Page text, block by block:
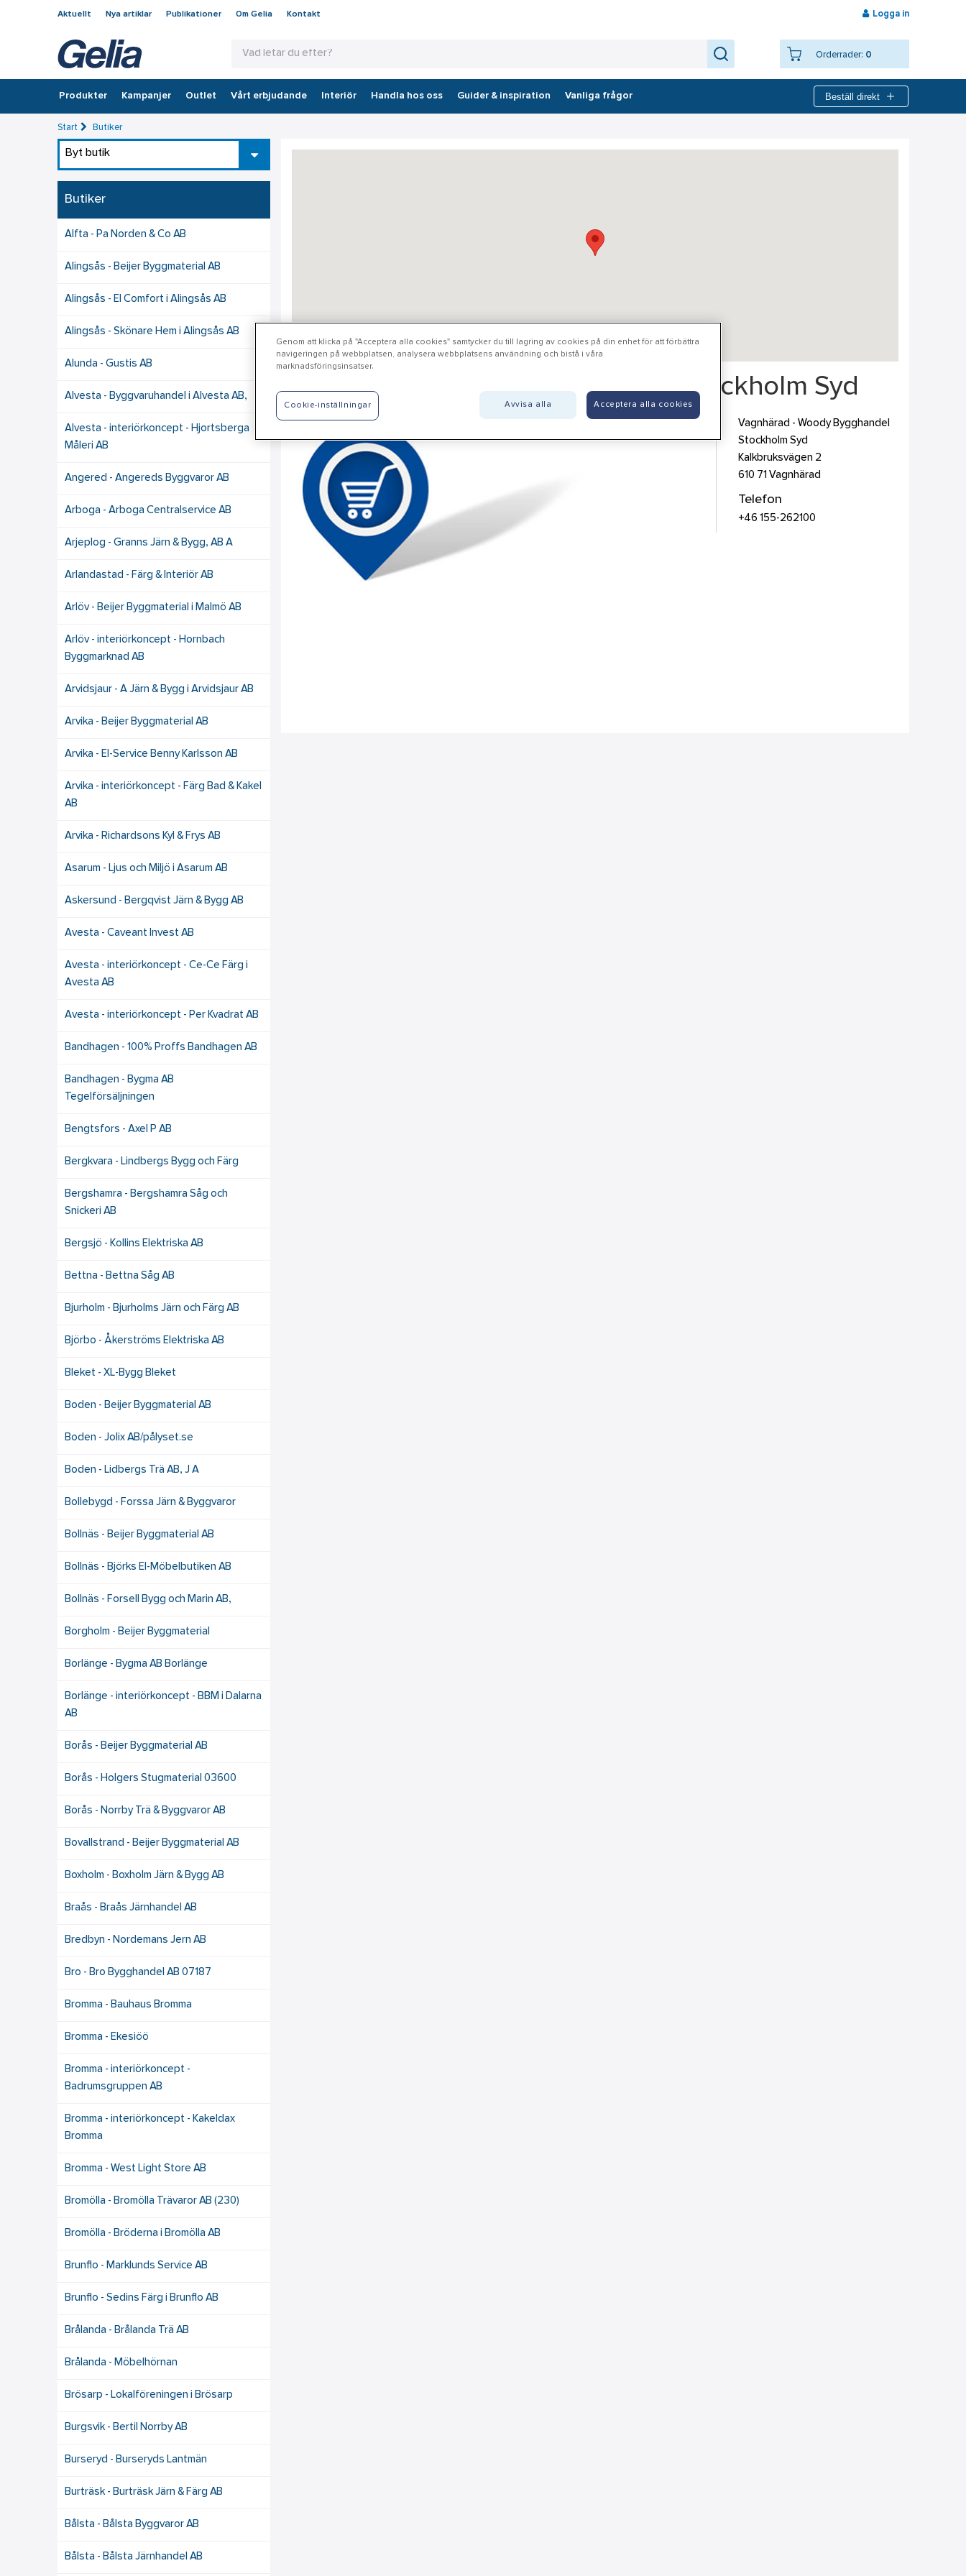
Aktuellt Nya artiklar Publikationer Om Gelia Kontakt Logga in
Orderrader: 0
Produkter Kampanjer Outlet Vårt erbjudande Interiör Handla hos oss Guider & inspiration Vanliga frågor Beställ direkt
Start Butiker
Byt butik
Butiker
Alfta - Pa Norden & Co AB
Alingsås - Beijer Byggmaterial AB
Alingsås - El Comfort i Alingsås AB
Alingsås - Skönare Hem i Alingsås AB
Alunda - Gustis AB
Alvesta - Byggvaruhandel i Alvesta AB,
Alvesta - interiörkoncept - Hjortsberga
Måleri AB
Angered - Angereds Byggvaror AB
Arboga - Arboga Centralservice AB
Arjeplog - Granns Järn & Bygg, AB A
Arlandastad - Färg & Interiör AB
Arlöv - Beijer Byggmaterial i Malmö AB
Arlöv - interiörkoncept - Hornbach
Byggmarknad AB
Arvidsjaur - A Järn & Bygg i Arvidsjaur AB
Arvika - Beijer Byggmaterial AB
Arvika - El-Service Benny Karlsson AB
Arvika - interiörkoncept - Färg Bad & Kakel
AB
Arvika - Richardsons Kyl & Frys AB
Asarum - Ljus och Miljö i Asarum AB
Askersund - Bergqvist Järn & Bygg AB
Avesta - Caveant Invest AB
Avesta - interiörkoncept - Ce-Ce Färg i
Avesta AB
Avesta - interiörkoncept - Per Kvadrat AB
Bandhagen - 100% Proffs Bandhagen AB
Bandhagen - Bygma AB
Tegelförsäljningen
Bengtsfors - Axel P AB
Bergkvara - Lindbergs Bygg och Färg
Bergshamra - Bergshamra Såg och
Snickeri AB
Bergsjö - Kollins Elektriska AB
Bettna - Bettna Såg AB
Bjurholm - Bjurholms Järn och Färg AB
Björbo - Åkerströms Elektriska AB
Bleket - XL-Bygg Bleket
Boden - Beijer Byggmaterial AB
Boden - Jolix AB/pålyset.se
Boden - Lidbergs Trä AB, J A
Bollebygd - Forssa Järn & Byggvaror
Bollnäs - Beijer Byggmaterial AB
Bollnäs - Björks El-Möbelbutiken AB
Bollnäs - Forsell Bygg och Marin AB,
Borgholm - Beijer Byggmaterial
Borlänge - Bygma AB Borlänge
Borlänge - interiörkoncept - BBM i Dalarna
AB
Borås - Beijer Byggmaterial AB
Borås - Holgers Stugmaterial 03600
Borås - Norrby Trä & Byggvaror AB
Bovallstrand - Beijer Byggmaterial AB
Boxholm - Boxholm Järn & Bygg AB
Braås - Braås Järnhandel AB
Bredbyn - Nordemans Jern AB
Bro - Bro Bygghandel AB 07187
Bromma - Bauhaus Bromma
Bromma - Ekesiöö
Bromma - interiörkoncept -
Badrumsgruppen AB
Bromma - interiörkoncept - Kakeldax
Bromma
Bromma - West Light Store AB
Bromölla - Bromölla Trävaror AB (230)
Bromölla - Bröderna i Bromölla AB
Brunflo - Marklunds Service AB
Brunflo - Sedins Färg i Brunflo AB
Brålanda - Brålanda Trä AB
Brålanda - Möbelhörnan
Brösarp - Lokalföreningen i Brösarp
Burgsvik - Bertil Norrby AB
Burseryd - Burseryds Lantmän
Burträsk - Burträsk Järn & Färg AB
Bålsta - Bålsta Byggvaror AB
Bålsta - Bålsta Järnhandel AB
Vagnhärad - Woody Bygghandel Stockholm Syd
Vagnhärad - Woody Bygghandel
Stockholm Syd
Kalkbruksvägen 2
610 71
Vagnhärad
Telefon
+46 155-262100
Genom att klicka på "Acceptera alla cookies" samtycker du till lagring av cookies på din enhet för att förbättra
navigeringen på webbplatsen, analysera webbplatsens användning och bistå i våra
marknadsföringsinsatser.
Avvisa alla Acceptera alla cookies
Cookie-inställningar